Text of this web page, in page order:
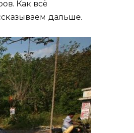
Как всё
дальше.